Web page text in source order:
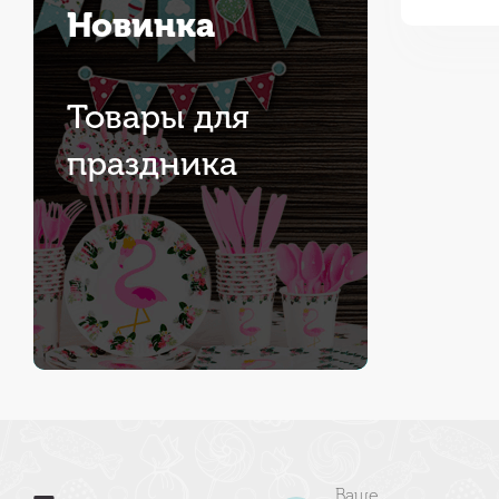
Новинка
Товары для
праздника